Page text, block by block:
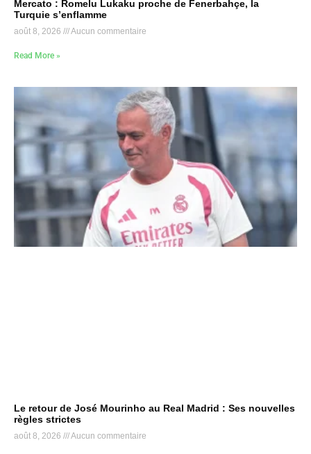
Mercato : Romelu Lukaku proche de Fenerbahçe, la
Turquie s’enflamme
août 8, 2026 Aucun commentaire
Read More »
Le retour de José Mourinho au Real Madrid : Ses nouvelles
règles strictes
août 8, 2026 Aucun commentaire